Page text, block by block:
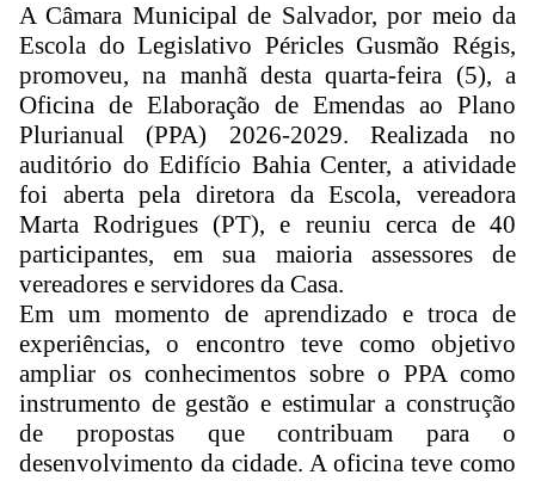
A Câmara Municipal de Salvador, por meio da
Escola do Legislativo Péricles Gusmão Régis,
promoveu, na manhã desta quarta-feira (5), a
Oficina de Elaboração de Emendas ao Plano
Plurianual (PPA) 2026-2029. Realizada no
auditório do Edifício Bahia Center, a atividade
foi aberta pela diretora da Escola, vereadora
Marta Rodrigues (PT), e reuniu cerca de 40
participantes, em sua maioria assessores de
vereadores e servidores da Casa.
Em um momento de aprendizado e troca de
experiências, o encontro teve como objetivo
ampliar os conhecimentos sobre o PPA como
instrumento de gestão e estimular a construção
de propostas que contribuam para o
desenvolvimento da cidade. A oficina teve como